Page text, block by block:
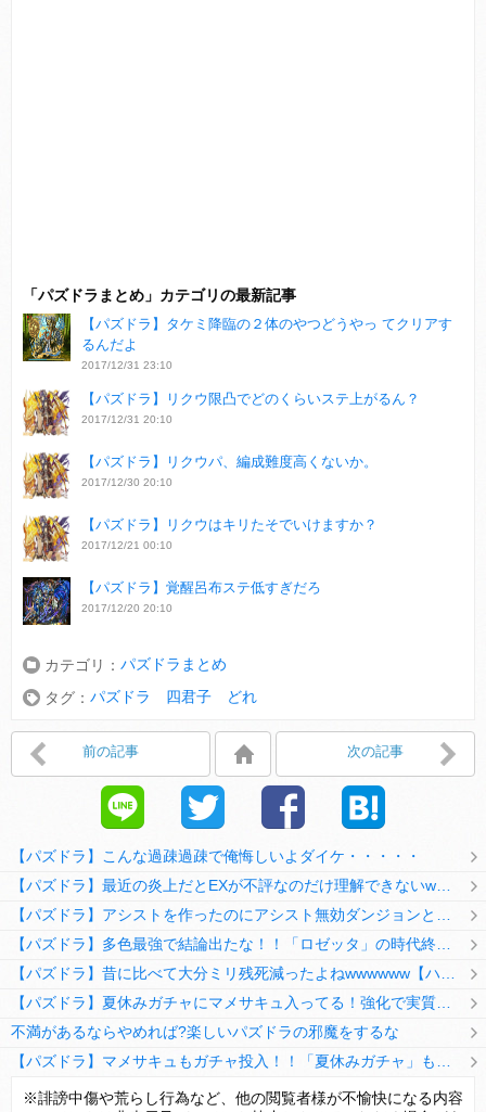
「パズドラまとめ」カテゴリの最新記事
【パズドラ】タケミ降臨の２体のやつどうやっ てクリアす
るんだよ
2017/12/31 23:10
【パズドラ】リクウ限凸でどのくらいステ上がるん？
2017/12/31 20:10
【パズドラ】リクウパ、編成難度高くないか。
2017/12/30 20:10
【パズドラ】リクウはキリたそでいけますか？
2017/12/21 00:10
【パズドラ】覚醒呂布ステ低すぎだろ
2017/12/20 20:10
カテゴリ： パズドラまとめ
タグ： パズドラ 四君子 どれ
前の記事 次の記事
【パズドラ】こんな過疎過疎で俺悔しいよダイケ・・・・・
不満があるならやめれば?楽しいパズドラの邪魔をするな
【パズドラ】TB・HEARTSの6人は全員分岐進化とアシスト2種あり！HEARTSエンジェルの進化いいな
※誹謗中傷や荒らし行為など、他の閲覧者様が不愉快になる内容